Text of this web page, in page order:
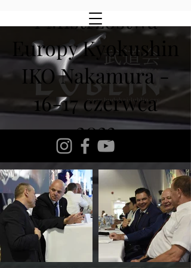
I Mistrzostwa
Europy Kyokushin
IKO Nakamura -
16-17 czerwca
2023